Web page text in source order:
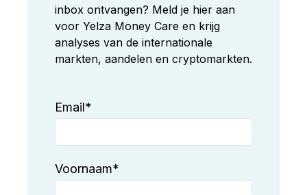
inbox ontvangen? Meld je hier aan
voor Yelza Money Care en krijg
analyses van de internationale
markten, aandelen en cryptomarkten.
Email*
Voornaam*